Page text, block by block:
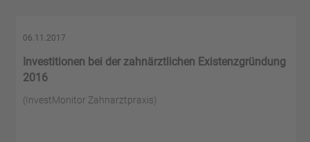
06.11.2017
Investitionen bei der zahnärztlichen Existenzgründung
2016
(InvestMonitor Zahnarztpraxis)